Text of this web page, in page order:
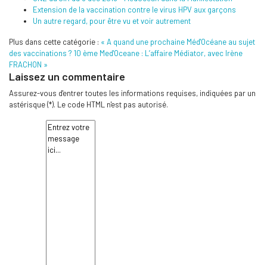
Extension de la vaccination contre le virus HPV aux garçons
Un autre regard, pour être vu et voir autrement
Plus dans cette catégorie : « A quand une prochaine Méd'Océane au sujet
des vaccinations ? 10 ème Med'Oceane : L’affaire Médiator, avec Irène
FRACHON »
Laissez un commentaire
Assurez-vous d'entrer toutes les informations requises, indiquées par un
astérisque (*). Le code HTML n'est pas autorisé.